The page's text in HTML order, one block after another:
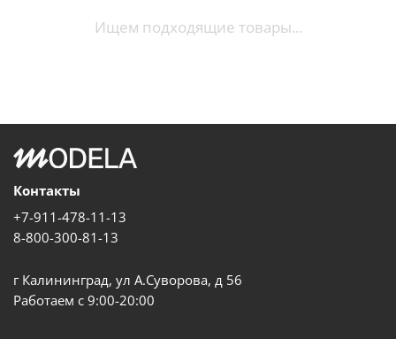
Ищем подходящие товары...
Контакты
+7-911-478-11-13
8-800-300-81-13
г Калининград, ул А.Суворова, д 56
Работаем с 9:00-20:00